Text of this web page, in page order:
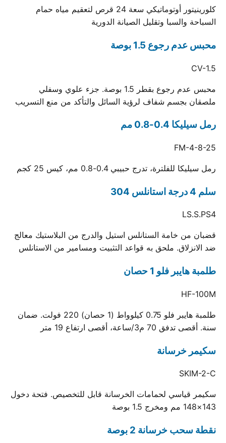
كلورينيتور أوتوماتيكي سعة 24 قرص لتعقيم مياه حمام
السباحة والسبا وتقليل الصيانة الدورية
محبس عدم رجوع 1.5 بوصة
CV-1.5
محبس عدم رجوع بقطر 1.5 بوصة. جزء علوي وسفلي
ملصقان بجسم شفاف لرؤية السائل والتأكد من منع التسريب
رمل سيليكا 0.4-0.8 مم
FM-4-8-25
رمل سيليكا للفلترة، تدرج حبيبي 0.4-0.8 مم، كيس 25 كجم
سلم 4 درجة استانلس 304
LS.S.PS4
قضبان من خامة الستانلس استيل والدرج من البلاستيك معالج
ضد الانزلاق. ملحق به قواعد التثبيت ومسامير من الاستانلس
طلمبة هايبر فلو 1 حصان
HF-100M
طلمبة هايبر فلو 0.75 كيلوواط (1 حصان) 220 فولت. ضمان
سنة. أقصى تدفق 70 م3/ساعة، أقصى ارتفاع 19 متر
سكيمر خرسانة
SKIM-2-C
سكيمر قياسي لحمامات الخرسانة قابل للتخصيص. فتحة دخول
143×148 مم ومخرج 1.5 بوصة
نقطة سحب خرسانة 2 بوصة